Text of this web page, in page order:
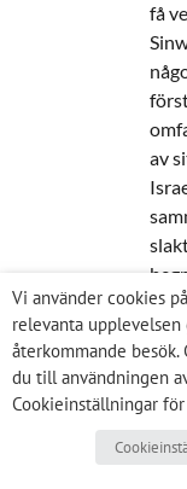
få
av
« Previous
3
4 5
Vi använder cookies
relevanta
återkommande besök.
du till användningen
Cookieinställningar